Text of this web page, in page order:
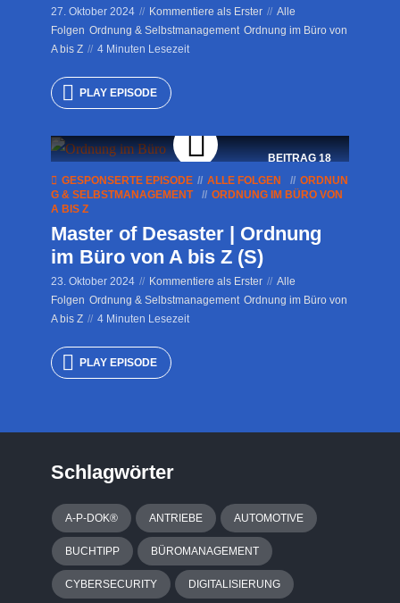
27. Oktober 2024 Kommentiere als Erster
Alle
Folgen Ordnung & Selbstmanagement Ordnung im Büro von
A bis Z
4 Minuten Lesezeit
PLAY EPISODE
BEITRAG 18
GESPONSERTE EPISODE
ALLE FOLGEN
ORDNUN
G & SELBSTMANAGEMENT
ORDNUNG IM BÜRO VON
A BIS Z
Master of Desaster | Ordnung
im Büro von A bis Z (S)
23. Oktober 2024 Kommentiere als Erster
Alle
Folgen Ordnung & Selbstmanagement Ordnung im Büro von
A bis Z
4 Minuten Lesezeit
PLAY EPISODE
Schlagwörter
A-P-DOK® ANTRIEBE AUTOMOTIVE
BUCHTIPP BÜROMANAGEMENT
CYBERSECURITY DIGITALISIERUNG